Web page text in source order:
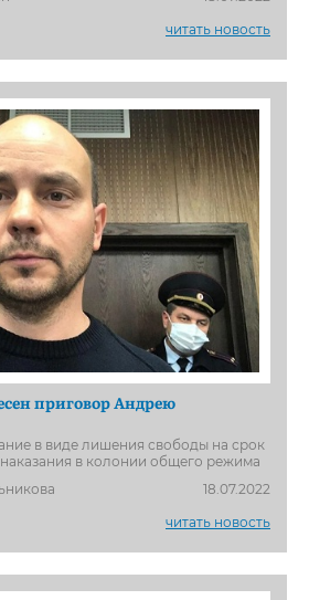
читать новость
приговор Андрею
в виде лишения свободы на срок
в колонии общего режима
18.07.2022
читать новость